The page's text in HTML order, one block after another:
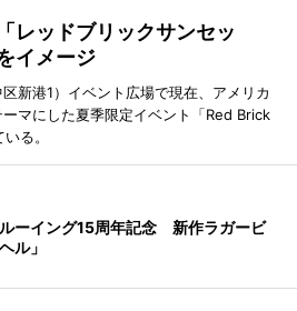
レッドブリックサンセッ
イメージ
新港1）イベント広場で現在、アメリカ
マにした夏季限定イベント「Red Brick
る。
ーイング15周年記念 新作ラガービ
ル」